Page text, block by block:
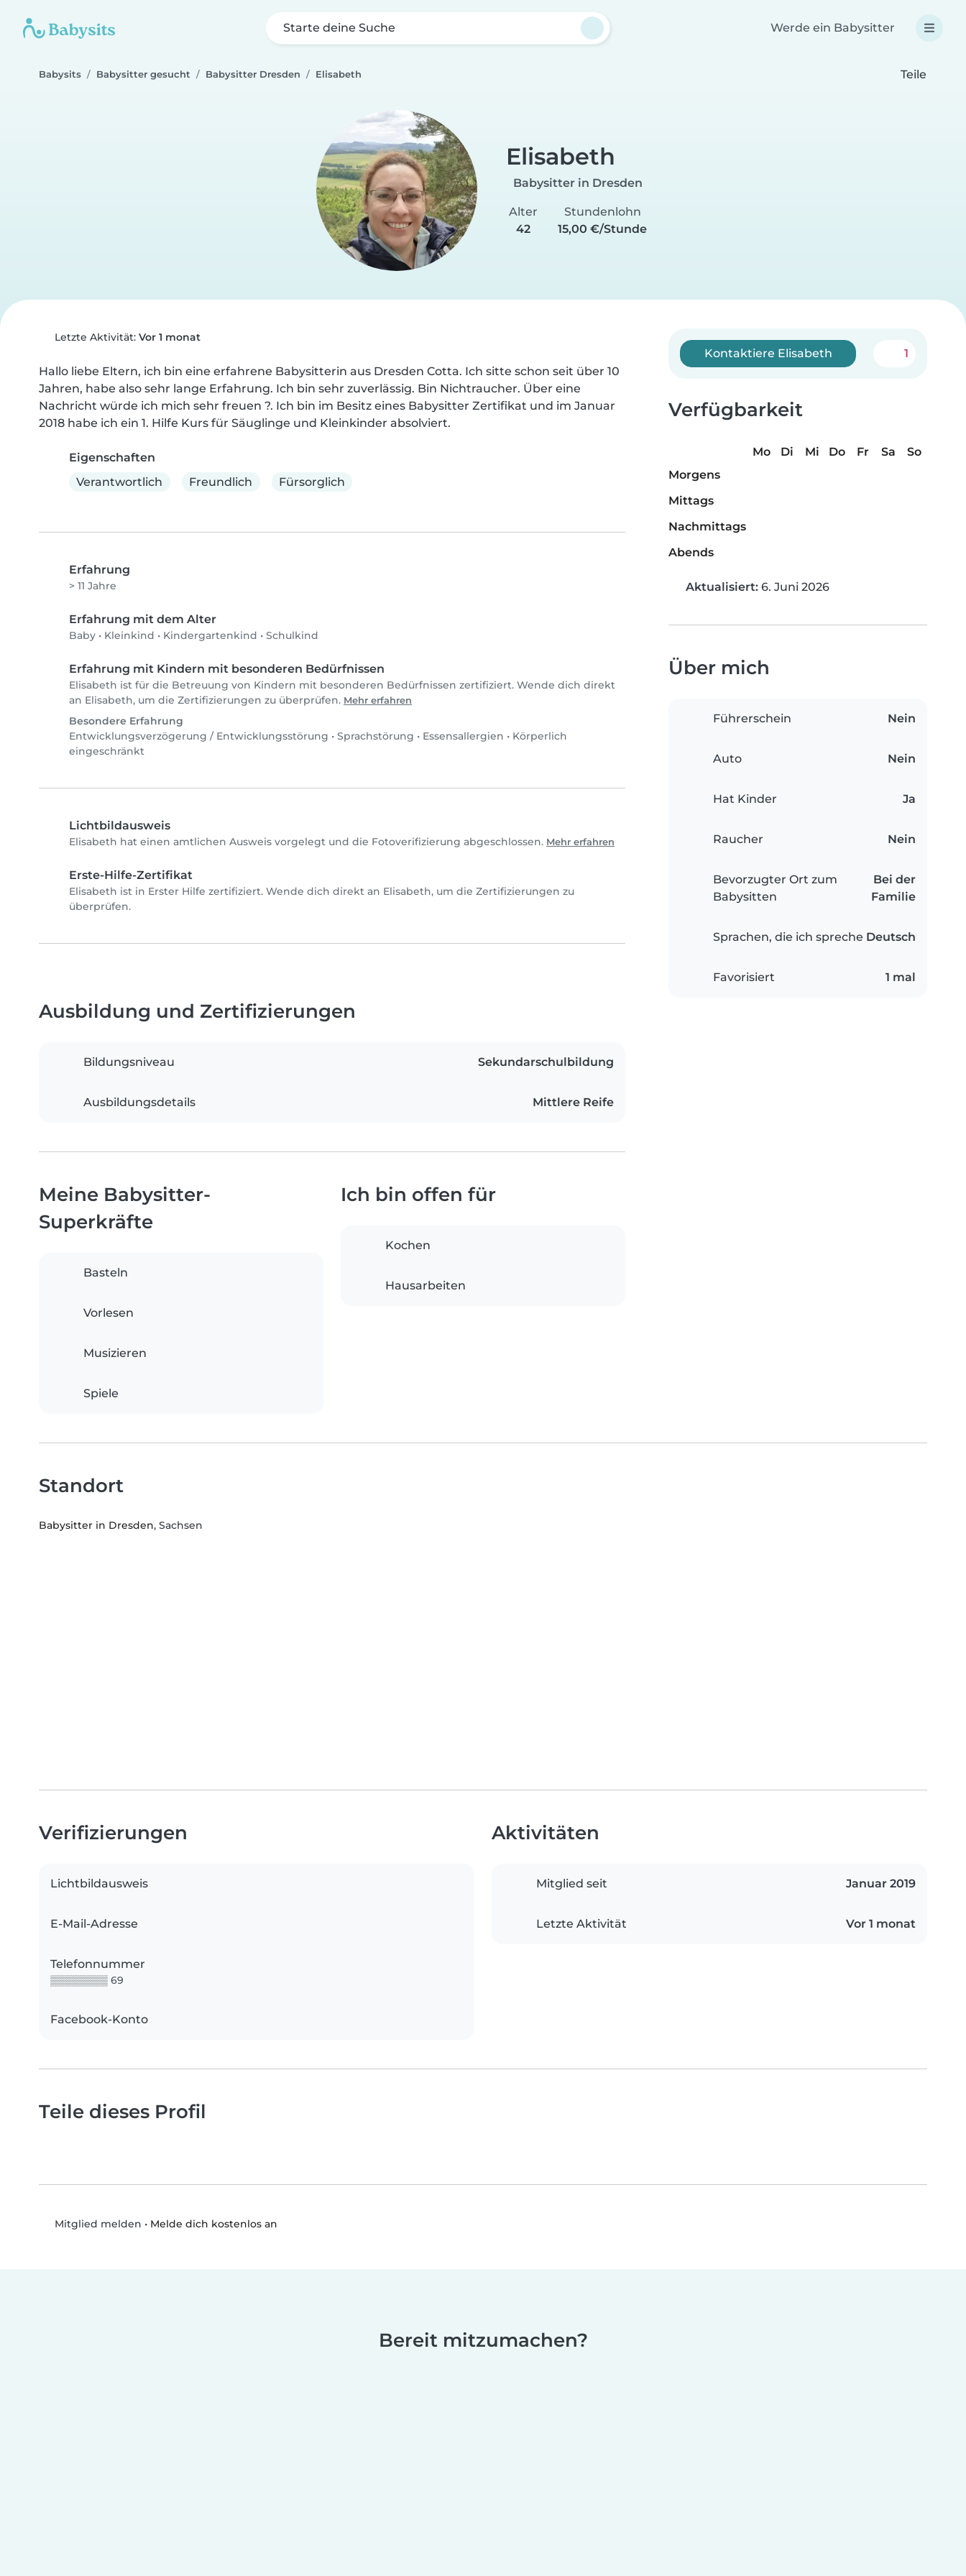
Starte deine Suche Werde ein Babysitter
Babysits Babysitter gesucht Babysitter Dresden Elisabeth Teile
Elisabeth
Babysitter in Dresden
Alter
42
Stundenlohn
15,00 €/Stunde
Letzte Aktivität: Vor 1 monat
Hallo liebe Eltern, ich bin eine erfahrene Babysitterin aus Dresden Cotta. Ich sitte schon seit über 10
Jahren, habe also sehr lange Erfahrung. Ich bin sehr zuverlässig. Bin Nichtraucher. Über eine
Nachricht würde ich mich sehr freuen ?. Ich bin im Besitz eines Babysitter Zertifikat und im Januar
2018 habe ich ein 1. Hilfe Kurs für Säuglinge und Kleinkinder absolviert.
Eigenschaften
Verantwortlich
Freundlich Fürsorglich
Erfahrung
> 11 Jahre
Erfahrung mit dem Alter
Baby • Kleinkind • Kindergartenkind • Schulkind
Erfahrung mit Kindern mit besonderen Bedürfnissen
Elisabeth ist für die Betreuung von Kindern mit besonderen Bedürfnissen zertifiziert. Wende dich direkt
an Elisabeth, um die Zertifizierungen zu überprüfen. Mehr erfahren
Besondere Erfahrung
Entwicklungsverzögerung / Entwicklungsstörung • Sprachstörung • Essensallergien • Körperlich
eingeschränkt
Lichtbildausweis
Elisabeth hat einen amtlichen Ausweis vorgelegt und die Fotoverifizierung abgeschlossen. Mehr erfahren
Erste-Hilfe-Zertifikat
Elisabeth ist in Erster Hilfe zertifiziert. Wende dich direkt an Elisabeth, um die Zertifizierungen zu
überprüfen.
Kontaktiere Elisabeth 1
Verfügbarkeit
Mo Di Mi Do Fr Sa
So
Morgens
Mittags
Nachmittags
Abends
Aktualisiert: 6. Juni 2026
Über mich
Führerschein Nein
Auto Nein
Hat Kinder Ja
Raucher Nein
Bevorzugter Ort zum
Babysitten
Bei der
Familie
Sprachen, die ich spreche Deutsch
Favorisiert 1 mal
Ausbildung und Zertifizierungen
Bildungsniveau Sekundarschulbildung
Ausbildungsdetails Mittlere Reife
Meine Babysitter-
Superkräfte
Basteln
Vorlesen
Musizieren
Spiele
Ich bin offen für
Kochen
Hausarbeiten
Standort
Babysitter in Dresden, Sachsen
Verifizierungen
Lichtbildausweis
E-Mail-Adresse
Telefonnummer
▒▒▒▒▒▒▒▒ 69
Facebook-Konto
Aktivitäten
Mitglied seit Januar 2019
Letzte Aktivität Vor 1 monat
Teile dieses Profil
Mitglied melden • Melde dich kostenlos an
Bereit mitzumachen?